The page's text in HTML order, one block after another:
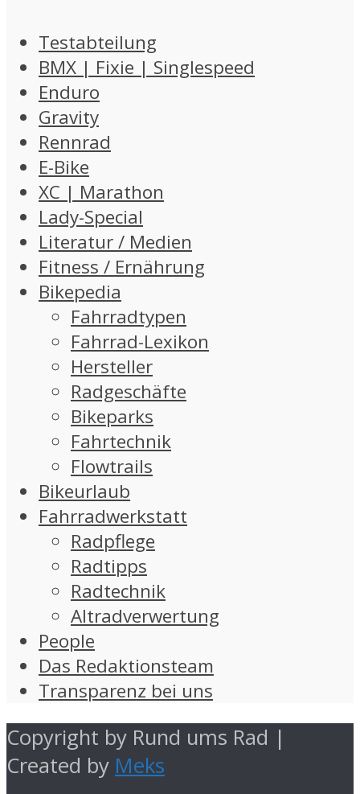
Testabteilung
BMX | Fixie | Singlespeed
Enduro
Gravity
Rennrad
E-Bike
XC | Marathon
Lady-Special
Literatur / Medien
Fitness / Ernährung
Bikepedia
Fahrradtypen
Fahrrad-Lexikon
Hersteller
Radgeschäfte
Bikeparks
Fahrtechnik
Flowtrails
Bikeurlaub
Fahrradwerkstatt
Radpflege
Radtipps
Radtechnik
Altradverwertung
People
Das Redaktionsteam
Transparenz bei uns
Copyright by Rund ums Rad |
Created by Meks